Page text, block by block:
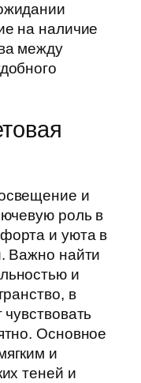
на наличие
между
и
роль в
и уюта в
Важно найти
и
в
Основное
и
теней и